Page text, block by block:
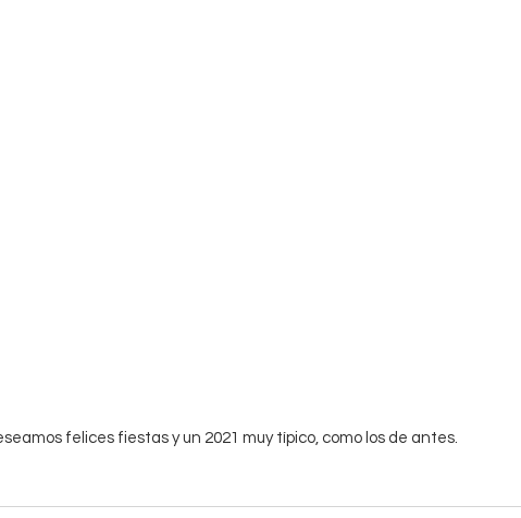
felices fiestas y un 2021 muy típico, como los de antes.